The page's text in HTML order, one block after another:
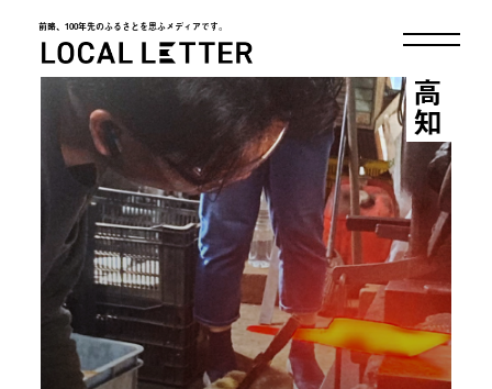
前略、100年先のふるさとを思ふメディアです。
LOCAL LETTER
高知